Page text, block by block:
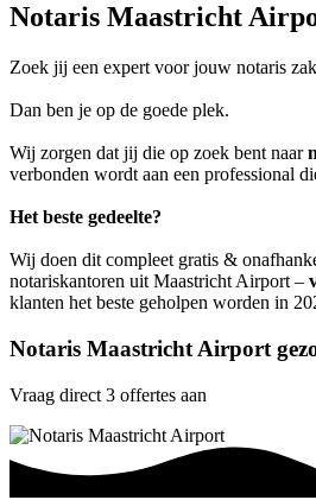
Notaris Maastricht
Zoek jij een expert voor jouw notaris
Dan ben je op de goede plek.
Wij zorgen dat jij die op zoek bent naar
verbonden wordt aan een professional
Het beste gedeelte?
Wij doen dit compleet gratis &
notariskantoren uit Maastricht Airport –
klanten het beste geholpen worden in
Notaris Maastricht Airport
Vraag direct 3 offertes aan